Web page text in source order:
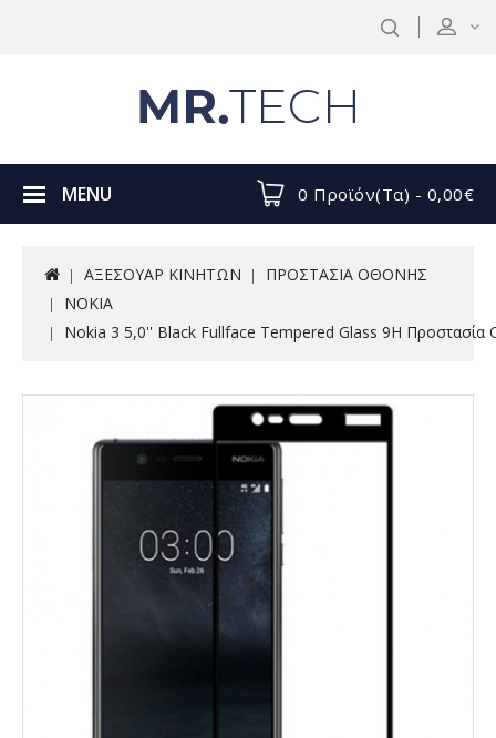
0 Προϊόν(τα) - 0,00€
MENU
ΑΞΕΣΟΥΑΡ ΚΙΝΗΤΩΝ
ΠΡΟΣΤΑΣΙΑ ΟΘΟΝΗΣ
NOKIA
Nokia 3 5,0'' Black Fullface Tempered Glass 9H Προστασία